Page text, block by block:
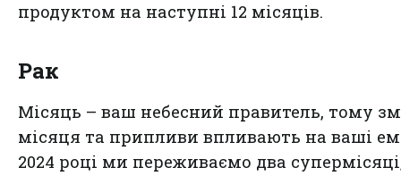
продуктом на наступні 12 місяців.
Рак
Місяць – ваш небесний правитель, тому
місяця та припливи впливають на ваші
2024 році ми переживаємо два